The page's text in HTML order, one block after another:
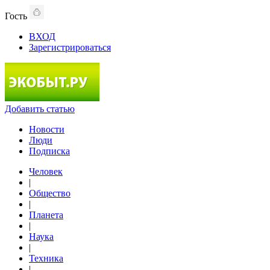
Гость
ВХОД
Зарегистрироваться
Добавить статью
Новости
Люди
Подписка
Человек
|
Общество
|
Планета
|
Наука
|
Техника